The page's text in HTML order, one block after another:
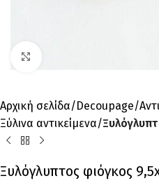
Αρχική σελίδα Decoupage
Ξύλινα αντικείμενα
Ξυλόγλυπτος φιόγκος